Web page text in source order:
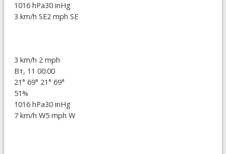
1016 hPa30 inHg
3 km/h SE2 mph SE
3 km/h 2 mph
Вт, 11 00:00
21° 69° 21° 69°
51%
1016 hPa30 inHg
7 km/h W5 mph W